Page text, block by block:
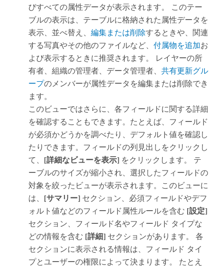
びすべての属性データが表示されます。 このテー
ブルの表示は、テーブルに格納された属性データを
表示、並べ替え、編集または削除するときや、関連
する写真やその他のファイルなど、付属物を追加お
よび表示するときに推奨されます。 レイヤーの所
有者、組織の管理者、データ管理者、共有更新グル
ープのメンバーが属性データを編集または削除でき
ます。
このビューではさらに、各フィールドに関する詳細
を確認することもできます。たとえば、フィールド
が必須かどうかを調べたり、デフォルト値を確認し
たりできます。フィールドの列見出しをクリックし
て、 [詳細なビューを表示] をクリックします。 テ
ーブルのサイズが縮小され、選択したフィールドの
対象を絞ったビューが表示されます。このビューに
は、 [サマリー] セクション、必須フィールドやデフ
ォルト値などのフィールド属性ルールを含む [設定]
セクション、フィールド名やフィールド タイプな
どの情報を含む [詳細] セクションがあります。 各
セクションに表示される情報は、フィールド タイ
プとユーザーの権限によって決まります。 たとえ